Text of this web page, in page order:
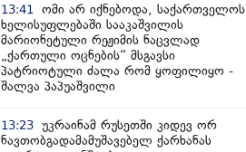
13:41
ომი არ იქნებოდა, საქართველოს
ხელისუფლებაში სააკაშვილის
მარიონეტული რეჟიმის ნაცვლად
„ქართული ოცნების“ მსგავსი
პატრიოტული ძალა რომ ყოფილიყო -
შალვა პაპუაშვილი
13:23 უკრაინამ რუსეთში კიდევ ორ
ნავთობგადამამუშავებელ ქარხანას